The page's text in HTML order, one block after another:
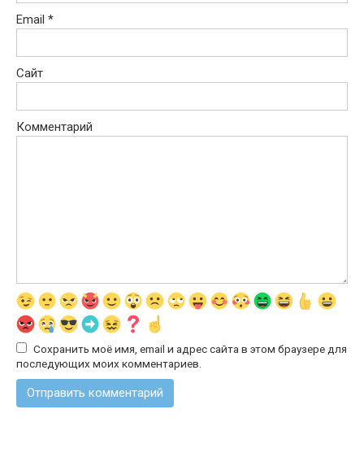
Email *
Сайт
Комментарий
Сохранить моё имя, email и адрес сайта в этом браузере для
последующих моих комментариев.